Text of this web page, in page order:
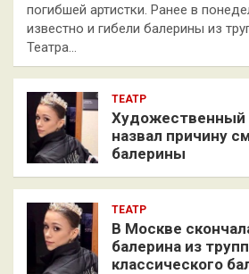
погибшей артистки. Ранее в
известно и гибели балерины из
Театра…
ТЕАТР
Художественный
назвал причину
балерины
ТЕАТР
В Москве
балерина из
классического